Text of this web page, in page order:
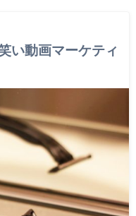
い動画マーケティ